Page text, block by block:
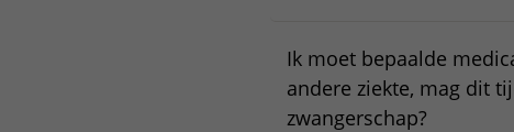
Ik moet bepaalde
andere ziekte, mag dit
zwangerschap?